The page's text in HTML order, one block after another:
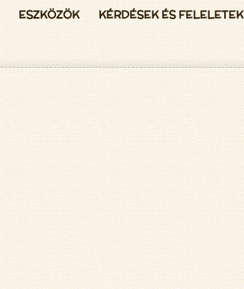
ESZKÖZÖK
KÉRDÉSEK ÉS FELELETEK